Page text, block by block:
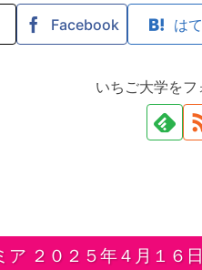
Facebook は
いちご大学をフ
２０２５年４月１６